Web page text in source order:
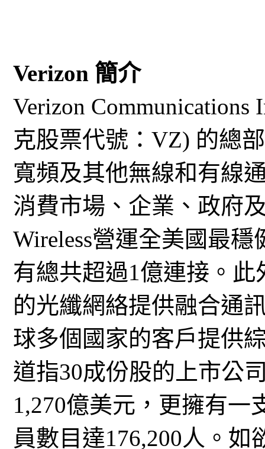
Verizon 簡介
Verizon
克股票代號：VZ) 的總
寬頻及其他無線和有線
消費市場、企業、政府
Wireless營運全美國最
有總共超過1億連接。此
的光纖網絡提供融合通
球多個國家的客戶提供
道指30成份股的上市公
1,270億美元，更擁有一
員數目達176,200人。